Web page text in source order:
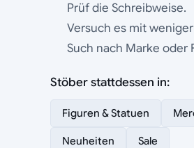
Prüf die Schreibweise.
Versuch es mit
Such nach Marke oder
Stöber stattdessen in:
Figuren & Statuen
Neuheiten Sale